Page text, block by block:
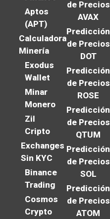
Aptos
(APT)
Calculadora
Minería
Exodus
Wallet
Minar
Monero
Zil
Cripto
Exchanges
Sin KYC
Binance
Trading
Cosmos
Crypto
de Precios
AVAX
Predicción
de Precios
DOT
Predicción
de Precios
ROSE
Predicción
de Precios
QTUM
Predicción
de Precios
SOL
Predicción
de Precios
ATOM